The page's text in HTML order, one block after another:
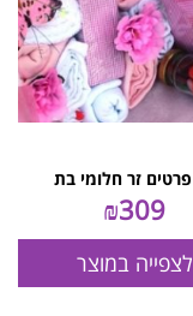
₪309
לצפייה במוצר